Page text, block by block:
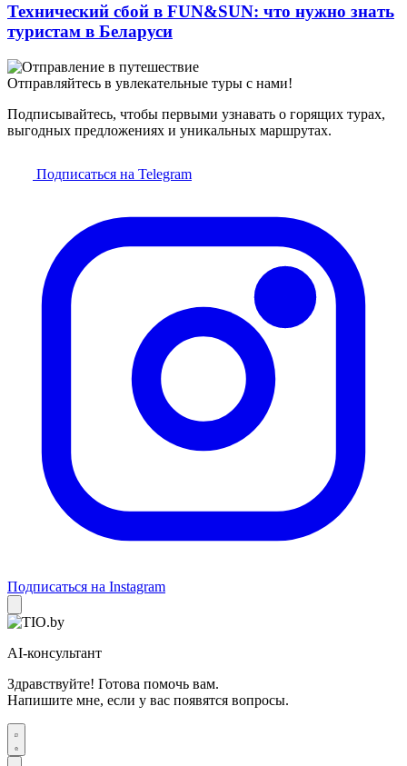
Технический сбой в FUN&SUN: что нужно знать
туристам в Беларуси
Отправляйтесь в увлекательные туры с нами!
Подписывайтесь, чтобы первыми узнавать о горящих турах,
выгодных предложениях и уникальных маршрутах.
Подписаться на Telegram
Подписаться на Instagram
AI-консультант
Здравствуйте! Готова помочь вам.
Напишите мне, если у вас появятся вопросы.